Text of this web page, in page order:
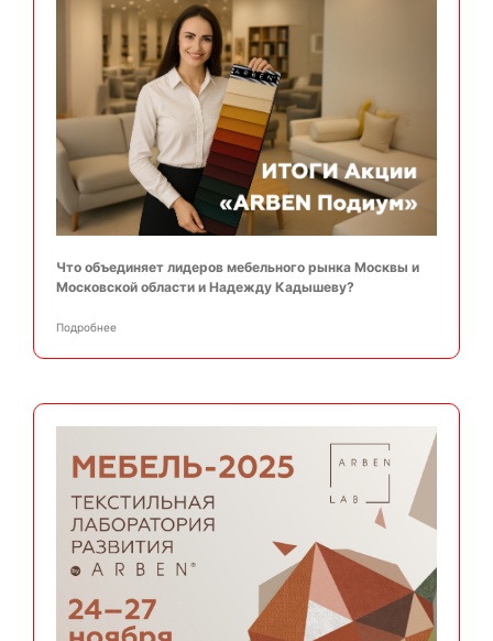
Что объединяет лидеров мебельного рынка Москвы и
Московской области и Надежду Кадышеву?
Подробнее